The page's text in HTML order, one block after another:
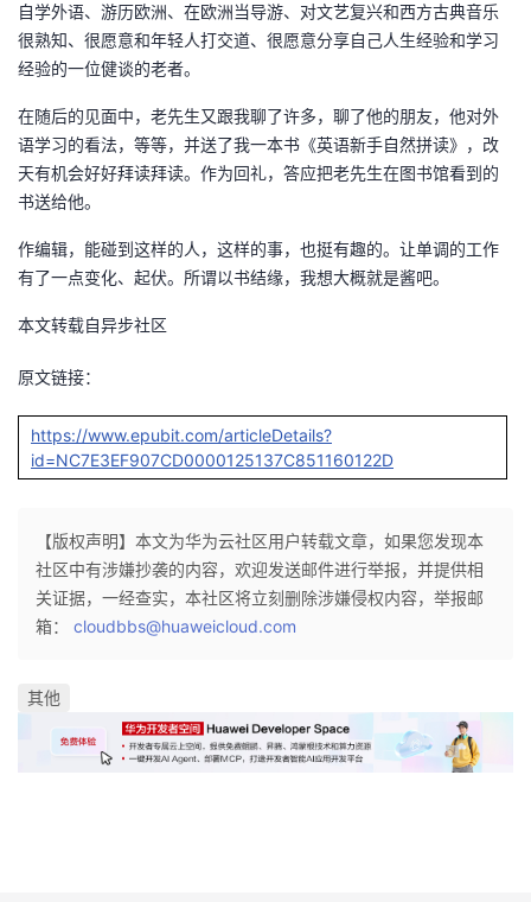
子
直
播
的
活
动
我
的
关
注
课
程
的
认
证
我
的
实
验
我
的
收
藏
术
支
持
云
声
建
议
自学外语、游历欧洲、在欧洲当导游、对文艺复兴和西方古典音乐
很熟知、很愿意和年轻人打交道、很愿意分享自己人生经验和学习
经验的一位健谈的老者。
在随后的见面中，老先生又跟我聊了许多，聊了他的朋友，他对外
语学习的看法，等等，并送了我一本书《英语新手自然拼读》，改
天有机会好好拜读拜读。作为回礼，答应把老先生在图书馆看到的
书送给他。
作编辑，能碰到这样的人，这样的事，也挺有趣的。让单调的工作
有了一点变化、起伏。所谓以书结缘，我想大概就是酱吧。
本文转载自异步社区
原文链接：
https://www.epubit.com/articleDetails?
id=NC7E3EF907CD0000125137C851160122D
【版权声明】本文为华为云社区用户转载文章，如果您发现本
社区中有涉嫌抄袭的内容，欢迎发送邮件进行举报，并提供相
关证据，一经查实，本社区将立刻删除涉嫌侵权内容，举报邮
箱： cloudbbs@huaweicloud.com
其他